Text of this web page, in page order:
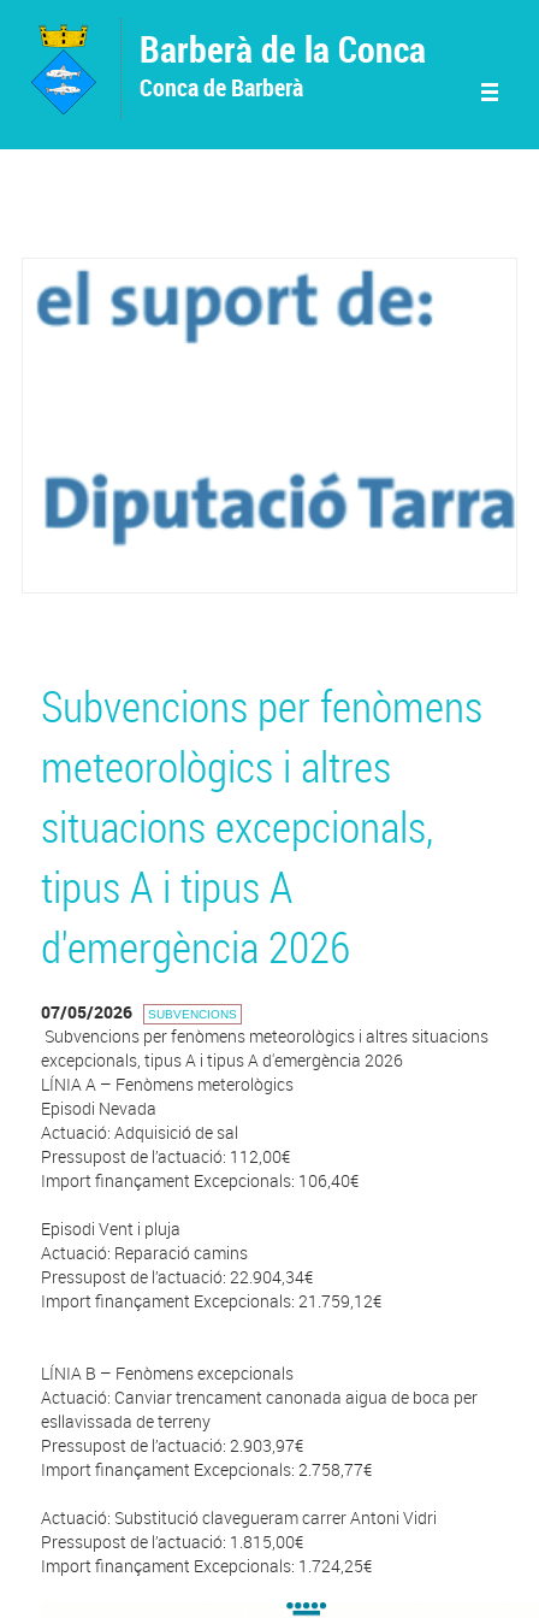
Barberà de la Conca
Conca de Barberà
Subvencions per fenòmens
meteorològics i altres
situacions excepcionals,
tipus A i tipus A
d'emergència 2026
07/05/2026 SUBVENCIONS
Subvencions per fenòmens meteorològics i altres situacions
excepcionals, tipus A i tipus A d'emergència 2026
LÍNIA A – Fenòmens meterològics
Episodi Nevada
Actuació: Adquisició de sal
Pressupost de l’actuació: 112,00€
Import finançament Excepcionals: 106,40€
Episodi Vent i pluja
Actuació: Reparació camins
Pressupost de l’actuació: 22.904,34€
Import finançament Excepcionals: 21.759,12€
LÍNIA B – Fenòmens excepcionals
Actuació: Canviar trencament canonada aigua de boca per
esllavissada de terreny
Pressupost de l’actuació: 2.903,97€
Import finançament Excepcionals: 2.758,77€
Actuació: Substitució clavegueram carrer Antoni Vidri
Pressupost de l’actuació: 1.815,00€
Import finançament Excepcionals: 1.724,25€